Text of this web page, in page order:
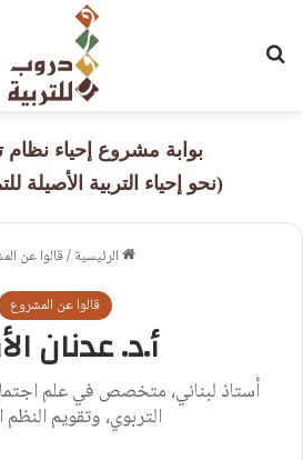
بوابة مشروع إحياء
(نحو إحياء التربية الأصيلة
الرئيسية/قالوا عن
قالوا عن المشروع
أ.د. عدنان
أستاذ لبناني، متخصص في علم
التربوي، وتقويم النظم